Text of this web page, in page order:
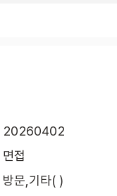
20260402
면접
방문,기타( )